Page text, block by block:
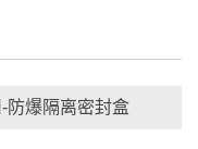
防爆隔离密封盒